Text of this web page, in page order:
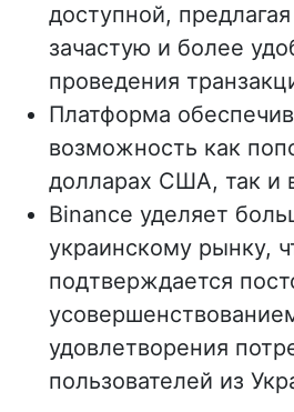
доступной,
зачастую и более
проведения
Платформа
возможность как
долларах США, так и
Binance уделяет
украинскому рынку,
подтверждается
удовлетворения
пользователей из